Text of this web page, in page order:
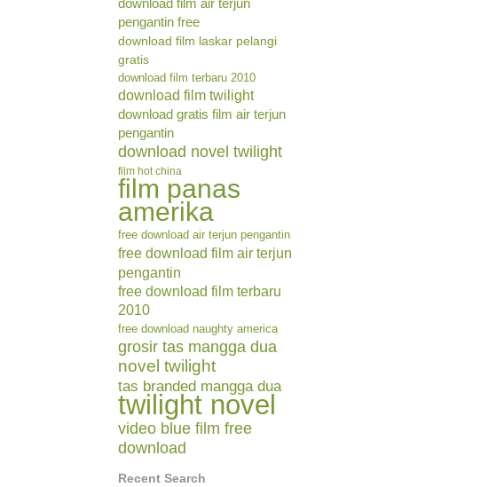
download film air terjun
pengantin free
download film laskar pelangi
gratis
download film terbaru 2010
download film twilight
download gratis film air terjun
pengantin
download novel twilight
film hot china
film panas
amerika
free download air terjun pengantin
free download film air terjun
pengantin
free download film terbaru
2010
free download naughty america
grosir tas mangga dua
novel twilight
tas branded mangga dua
twilight novel
video blue film free
download
Recent Search